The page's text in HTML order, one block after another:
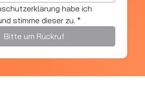
habe ich
stimme dieser zu. *
Bitte um Rückruf